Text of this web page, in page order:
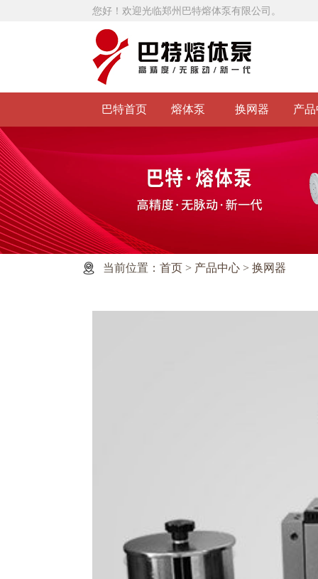
您好！欢迎光临郑州巴特熔体泵有限公司。
巴特首页 熔体泵 换网器 产
当前位置： 首页 > 产品中心 > 换网器